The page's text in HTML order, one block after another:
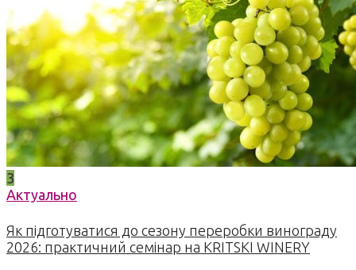
3
Актуально
Як підготуватися до сезону переробки винограду
2026: практичний семінар на KRITSKI WINERY